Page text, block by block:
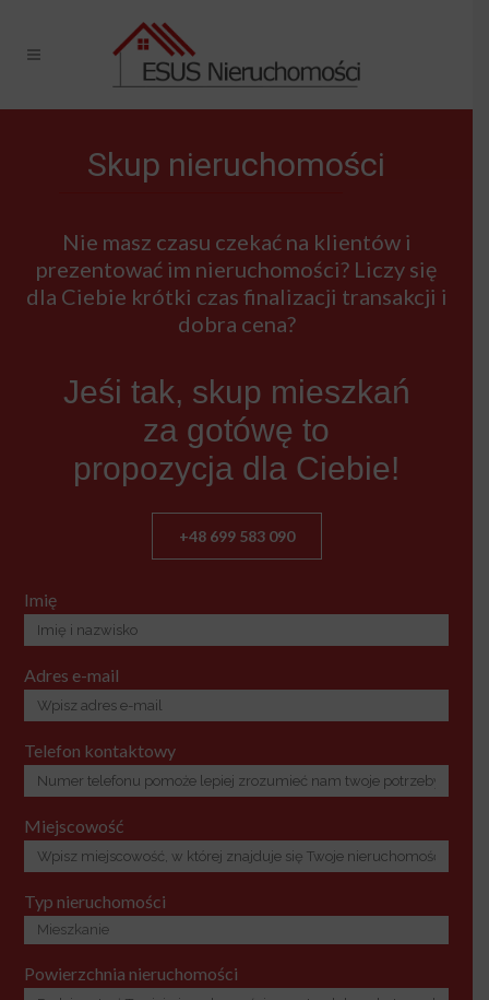
Skup nieruchomości
Nie masz czasu czekać na klientów i
prezentować im nieruchomości? Liczy się
dla Ciebie krótki czas finalizacji transakcji i
dobra cena?
Jeśi tak, skup mieszkań
za gotówę to
propozycja dla Ciebie!
+48 699 583 090
Imię
Adres e-mail
Telefon kontaktowy
Miejscowość
Typ nieruchomości
Powierzchnia nieruchomości